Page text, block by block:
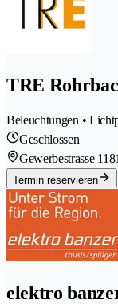
TRE
Beleuchtungen •
Geschlossen
Gewerbestrasse 11
Termin reservieren
elektro